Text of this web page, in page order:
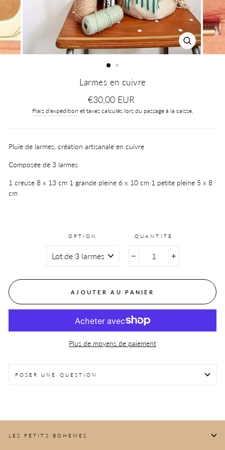
FERMER
(ESC)
Larmes en cuivre
Prix
régulier
€30,00 EUR
Frais d'expédition et taxes calculés lors du passage à la caisse.
Pluie de larmes, création artisanale en cuivre
Composée de 3 larmes
1 creuse 8 x 13 cm 1 grande pleine 6 x 10 cm 1 petite pleine 5 x 8
cm
OPTION QUANTITÉ
AJOUTER AU PANIER
Plus de moyens de paiement
POSER UNE QUESTION
LES PETITS BOHEMES